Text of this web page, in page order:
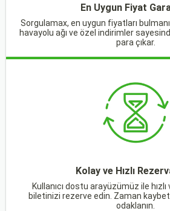
En Uygun Fiyat
Sorgulamax, en uygun fiyatları
havayolu ağı ve özel indirimler
para çıkar.
Kolay ve Hızlı
Kullanıcı dostu arayüzümüz ile
biletinizi rezerve edin. Zaman
odaklanın.